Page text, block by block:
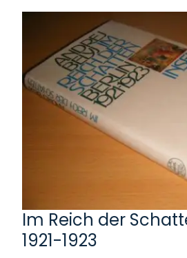
Im Reich der
1921-1923